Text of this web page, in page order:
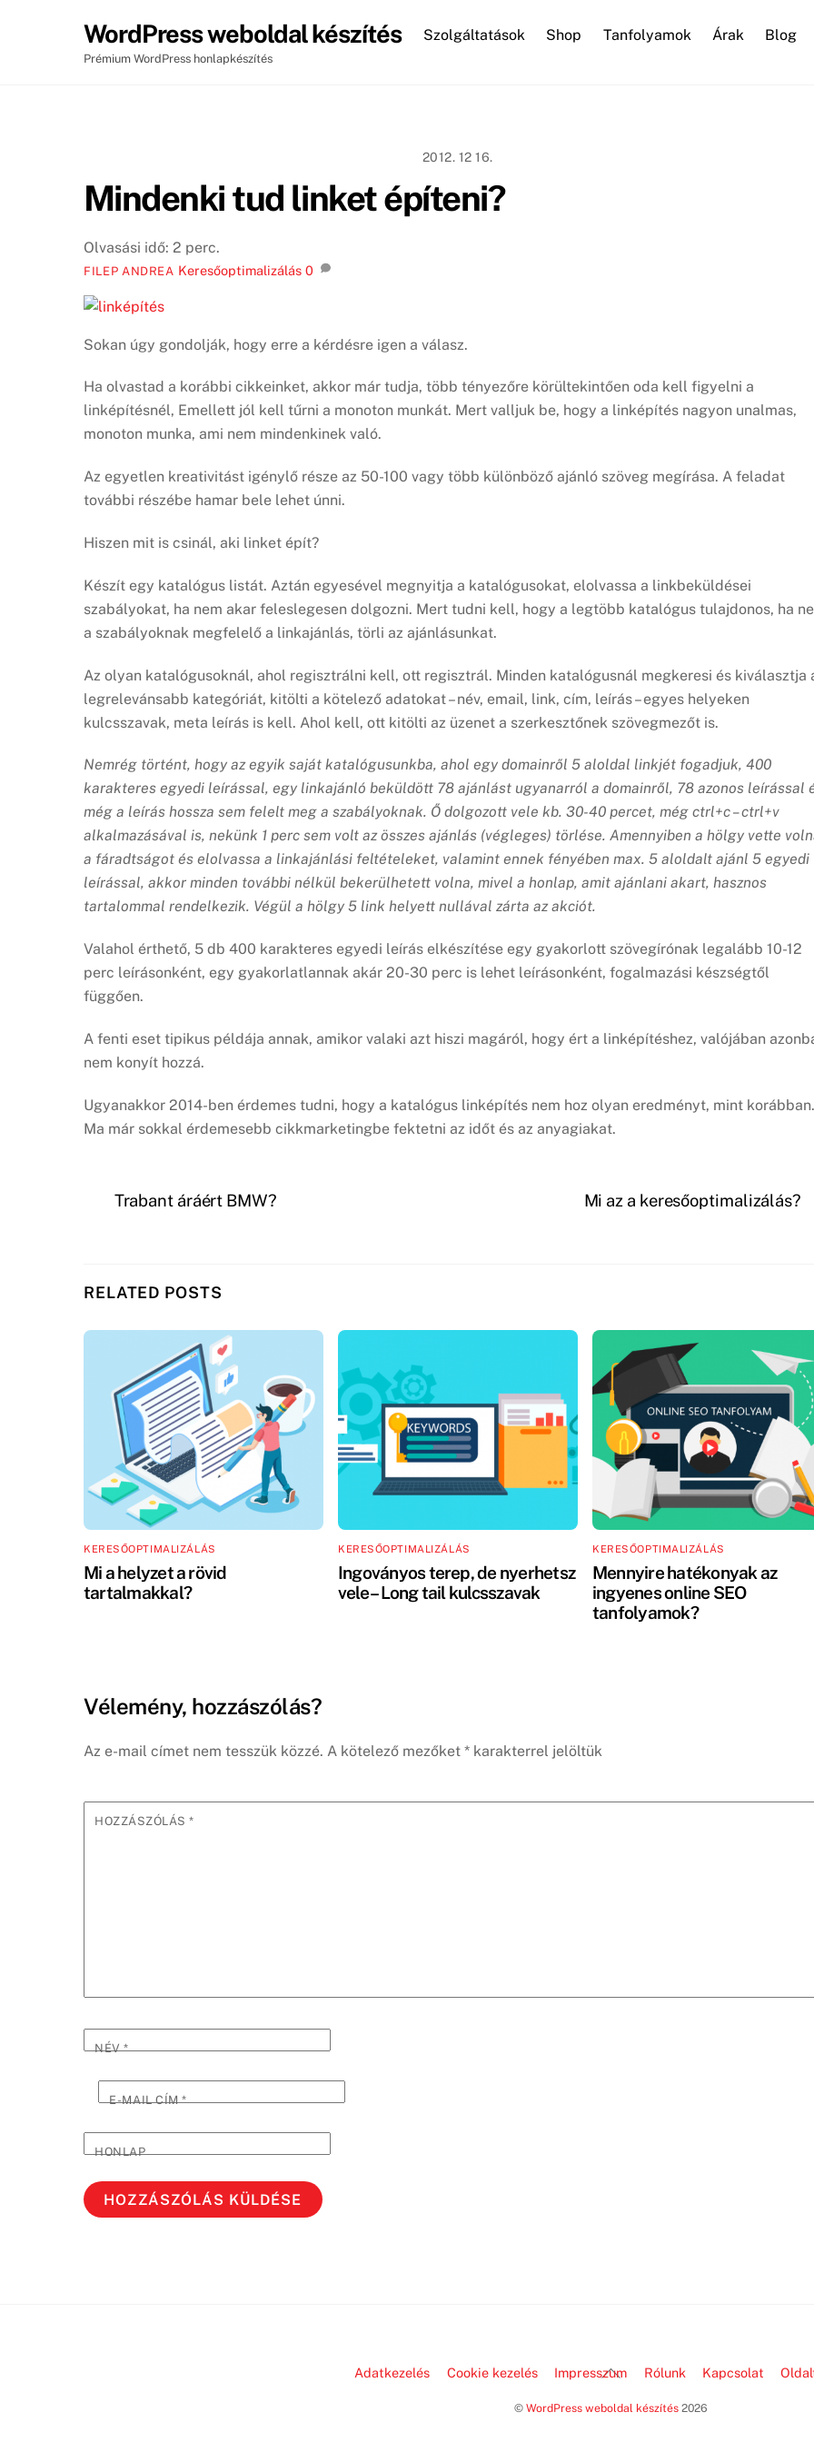
WordPress weboldal készítés
Prémium WordPress honlapkészítés
Szolgáltatások Shop Tanfolyamok Árak Blog
2012. 12 16.
Mindenki tud linket építeni?
Olvasási idő: 2 perc.
FILEP ANDREA Keresőoptimalizálás 0
Sokan úgy gondolják, hogy erre a kérdésre igen a válasz.
Ha olvastad a korábbi cikkeinket, akkor már tudja, több tényezőre körültekintően oda kell figyelni a
linképítésnél, Emellett jól kell tűrni a monoton munkát. Mert valljuk be, hogy a linképítés nagyon unalmas,
monoton munka, ami nem mindenkinek való.
Az egyetlen kreativitást igénylő része az 50-100 vagy több különböző ajánló szöveg megírása. A feladat
további részébe hamar bele lehet únni.
Hiszen mit is csinál, aki linket épít?
Készít egy katalógus listát. Aztán egyesével megnyitja a katalógusokat, elolvassa a linkbeküldései
szabályokat, ha nem akar feleslegesen dolgozni. Mert tudni kell, hogy a legtöbb katalógus tulajdonos, ha
a szabályoknak megfelelő a linkajánlás, törli az ajánlásunkat.
Az olyan katalógusoknál, ahol regisztrálni kell, ott regisztrál. Minden katalógusnál megkeresi és kiválasztja
legrelevánsabb kategóriát, kitölti a kötelező adatokat – név, email, link, cím, leírás – egyes helyeken
kulcsszavak, meta leírás is kell. Ahol kell, ott kitölti az üzenet a szerkesztőnek szövegmezőt is.
Nemrég történt, hogy az egyik saját katalógusunkba, ahol egy domainről 5 aloldal linkjét fogadjuk, 400
karakteres egyedi leírással, egy linkajánló beküldött 78 ajánlást ugyanarról a domainről, 78 azonos leírással
még a leírás hossza sem felelt meg a szabályoknak. Ő dolgozott vele kb. 30-40 percet, még ctrl+c – ctrl+v
alkalmazásával is, nekünk 1 perc sem volt az összes ajánlás (végleges) törlése. Amennyiben a hölgy vette
a fáradtságot és elolvassa a linkajánlási feltételeket, valamint ennek fényében max. 5 aloldalt ajánl 5 egyedi
leírással, akkor minden további nélkül bekerülhetett volna, mivel a honlap, amit ajánlani akart, hasznos
tartalommal rendelkezik. Végül a hölgy 5 link helyett nullával zárta az akciót.
Valahol érthető, 5 db 400 karakteres egyedi leírás elkészítése egy gyakorlott szövegírónak legalább 10-12
perc leírásonként, egy gyakorlatlannak akár 20-30 perc is lehet leírásonként, fogalmazási készségtől
függően.
A fenti eset tipikus példája annak, amikor valaki azt hiszi magáról, hogy ért a linképítéshez, valójában
nem konyít hozzá.
Ugyanakkor 2014-ben érdemes tudni, hogy a katalógus linképítés nem hoz olyan eredményt, mint korábban.
Ma már sokkal érdemesebb cikkmarketingbe fektetni az időt és az anyagiakat.
Trabant áráért BMW? Mi az a keresőoptimalizálás?
RELATED POSTS
KERESŐOPTIMALIZÁLÁS
Mi a helyzet a rövid
tartalmakkal?
KERESŐOPTIMALIZÁLÁS
Ingoványos terep, de nyerhetsz
vele – Long tail kulcsszavak
KERESŐOPTIMALIZÁLÁS
Mennyire hatékonyak az
ingyenes online SEO
tanfolyamok?
Vélemény, hozzászólás?
Az e-mail címet nem tesszük közzé. A kötelező mezőket * karakterrel jelöltük
HOZZÁSZÓLÁS*
NÉV*
E-MAIL CÍM*
HONLAP
Back
Top
Adatkezelés Cookie kezelés Impresszum Rólunk Kapcsolat
© WordPress weboldal készítés2026